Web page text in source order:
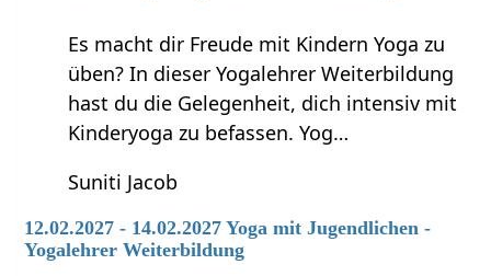
Es macht dir Freude mit Kindern Yoga zu
üben? In dieser Yogalehrer Weiterbildung
hast du die Gelegenheit, dich intensiv mit
Kinderyoga zu befassen. Yog…
Suniti Jacob
12.02.2027 - 14.02.2027 Yoga mit Jugendlichen -
Yogalehrer Weiterbildung